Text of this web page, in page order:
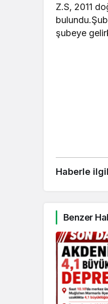
Z.S, 2011
şubeye
Haberle
Benzer